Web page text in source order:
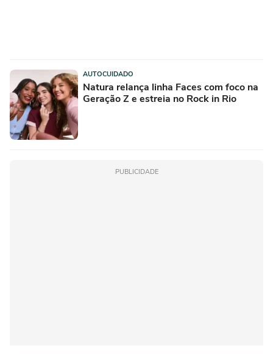
AUTOCUIDADO
Natura relança linha Faces com foco na
Geração Z e estreia no Rock in Rio
PUBLICIDADE